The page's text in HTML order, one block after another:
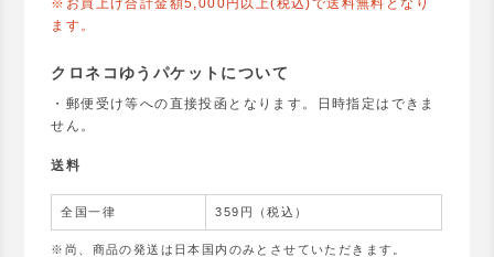
ます。
クロネコゆうパケットについて
・郵便受け等への直接投函となります。日時指定はできま
せん。
送料
全国一律 359円（税込）
※尚、商品の発送は日本国内のみとさせていただきます。